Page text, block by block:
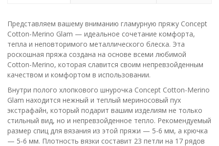
Представляем вашему вниманию гламурную пряжу Concept
Cotton-Merino Glam — идеальное сочетание комфорта,
тепла и неповторимого металлического блеска. Эта
роскошная пряжа создана на основе всеми любимой
Cotton-Merino, которая славится своим непревзойденным
качеством и комфортом в использовании.
Внутри полого хлопкового шнурочка Concept Cotton-Merino
Glam находится нежный и теплый мериносовый пух
экстрафайн, который подарит вашим изделиям не только
стильный вид, но и непревзойденное тепло. Рекомендуемый
размер спиц для вязания из этой пряжи — 5-6 мм, а крючка
— 5-6 мм. Плотность вязки составит 23 петли на 17 рядов